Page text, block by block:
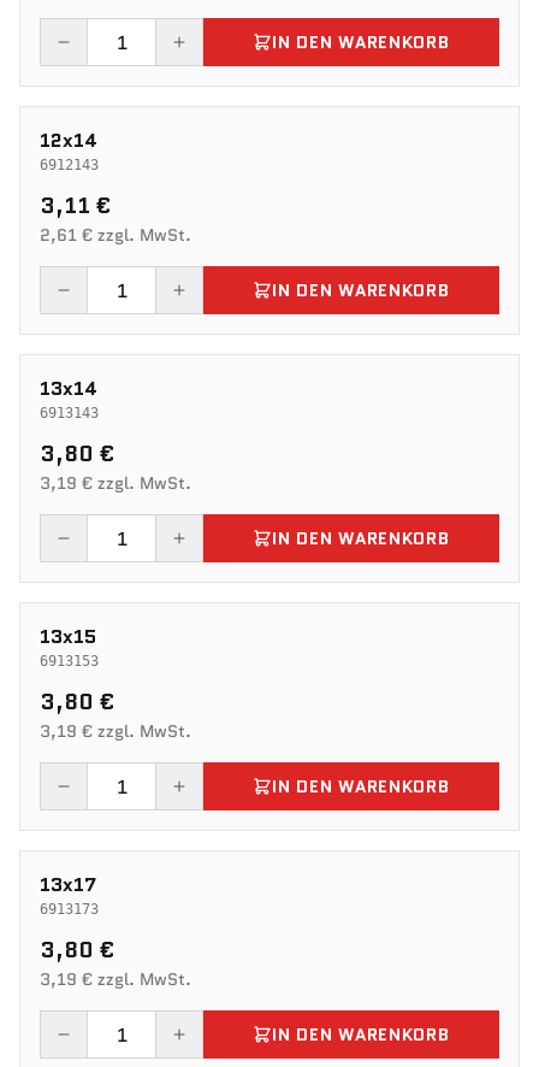
IN DEN WARENKORB
12x14
6912143
3,11 €
2,61 € zzgl. MwSt.
IN DEN WARENKORB
13x14
6913143
3,80 €
3,19 € zzgl. MwSt.
IN DEN WARENKORB
13x15
6913153
3,80 €
3,19 € zzgl. MwSt.
IN DEN WARENKORB
13x17
6913173
3,80 €
3,19 € zzgl. MwSt.
IN DEN WARENKORB